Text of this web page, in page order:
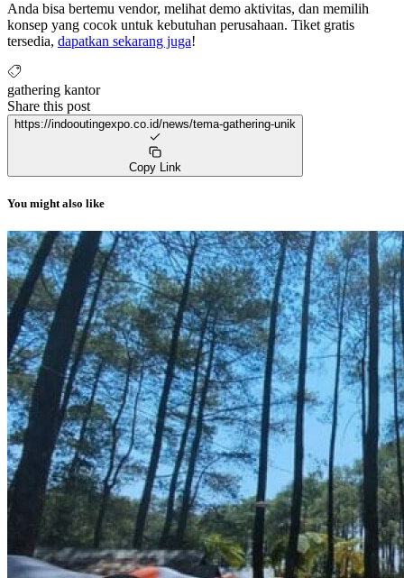
Anda bisa bertemu vendor, melihat demo aktivitas, dan memilih
konsep yang cocok untuk kebutuhan perusahaan. Tiket gratis
tersedia, dapatkan sekarang juga!
gathering kantor
Share this post
https://indooutingexpo.co.id/news/tema-gathering-unik
Copy Link
You might also like